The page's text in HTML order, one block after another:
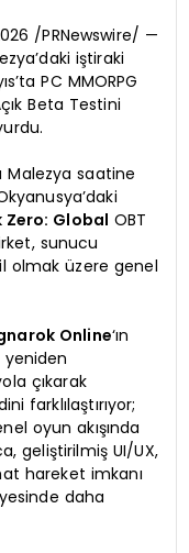
/PRNewswire/ —
iştiraki
PC MMORPG
Beta Testini
Malezya saatine
Zero: Global OBT
sunucu
olmak üzere genel
Online‘ın
çıkarak
farklılaştırıyor;
oyun akışında
geliştirilmiş UI/UX,
hareket imkanı
daha